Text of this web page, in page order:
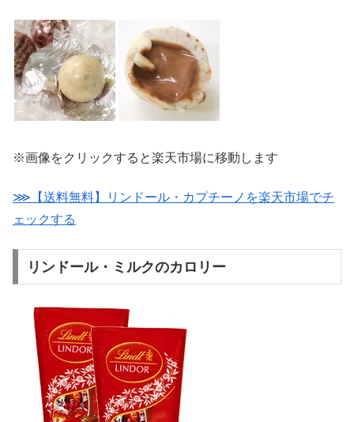
※画像をクリックすると楽天市場に移動します
⋙【送料無料】リンドール・カプチーノを楽天市場でチ
ェックする
リンドール・ミルクのカロリー